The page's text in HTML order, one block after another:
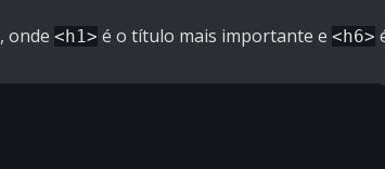
, onde <h1> é o título mais importante e <h6>